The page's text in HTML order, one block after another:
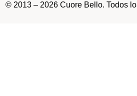
© 2013 – 2026 Cuore Bello. Todos